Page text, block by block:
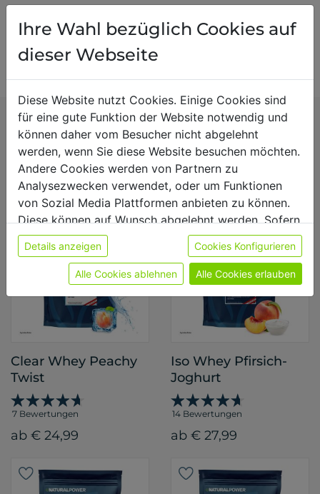
Bewertung schreiben
Wird oft zusammen
gekauft mit
Clear Whey Peachy
Twist
7 Bewertungen
ab € 24,99
Iso Whey Pfirsich-
Joghurt
14 Bewertungen
ab € 27,99
Ihre Wahl bezüglich Cookies auf
dieser Webseite
Diese Website nutzt Cookies. Einige Cookies sind
für eine gute Funktion der Website notwendig und
können daher vom Besucher nicht abgelehnt
werden, wenn Sie diese Website besuchen möchten.
Andere Cookies werden von Partnern zu
Analysezwecken verwendet, oder um Funktionen
von Sozial Media Plattformen anbieten zu können.
Diese können auf Wunsch abgelehnt werden. Sofern
sie unsere Webseite weiter nutzen, geben Sie
Einwilligung zu unseren Cookies.
Weitere Informationen finden sie in unserer
Datenschutzerklärungbzw. im Impressum
Details anzeigen Cookies Konfigurieren
Alle Cookies ablehnen Alle Cookies erlauben